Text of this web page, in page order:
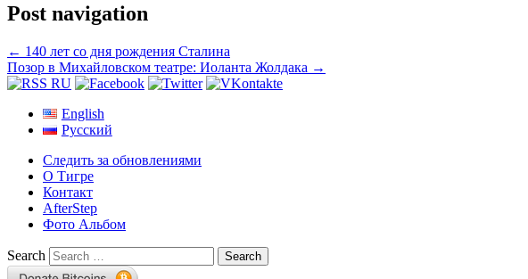
Post navigation
← 140 лет со дня рождения Сталина
Позор в Михайловском театре: Иоланта Жолдака →
English
Русский
Следить за обновлениями
О Тигре
Контакт
AfterStep
Фото Альбом
Search